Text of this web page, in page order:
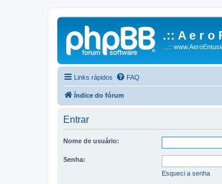
.:: A e r o
...::
Links rápidos FAQ
Índice do fórum
Entrar
Nome de usuário:
Senha:
Esqueci a senha